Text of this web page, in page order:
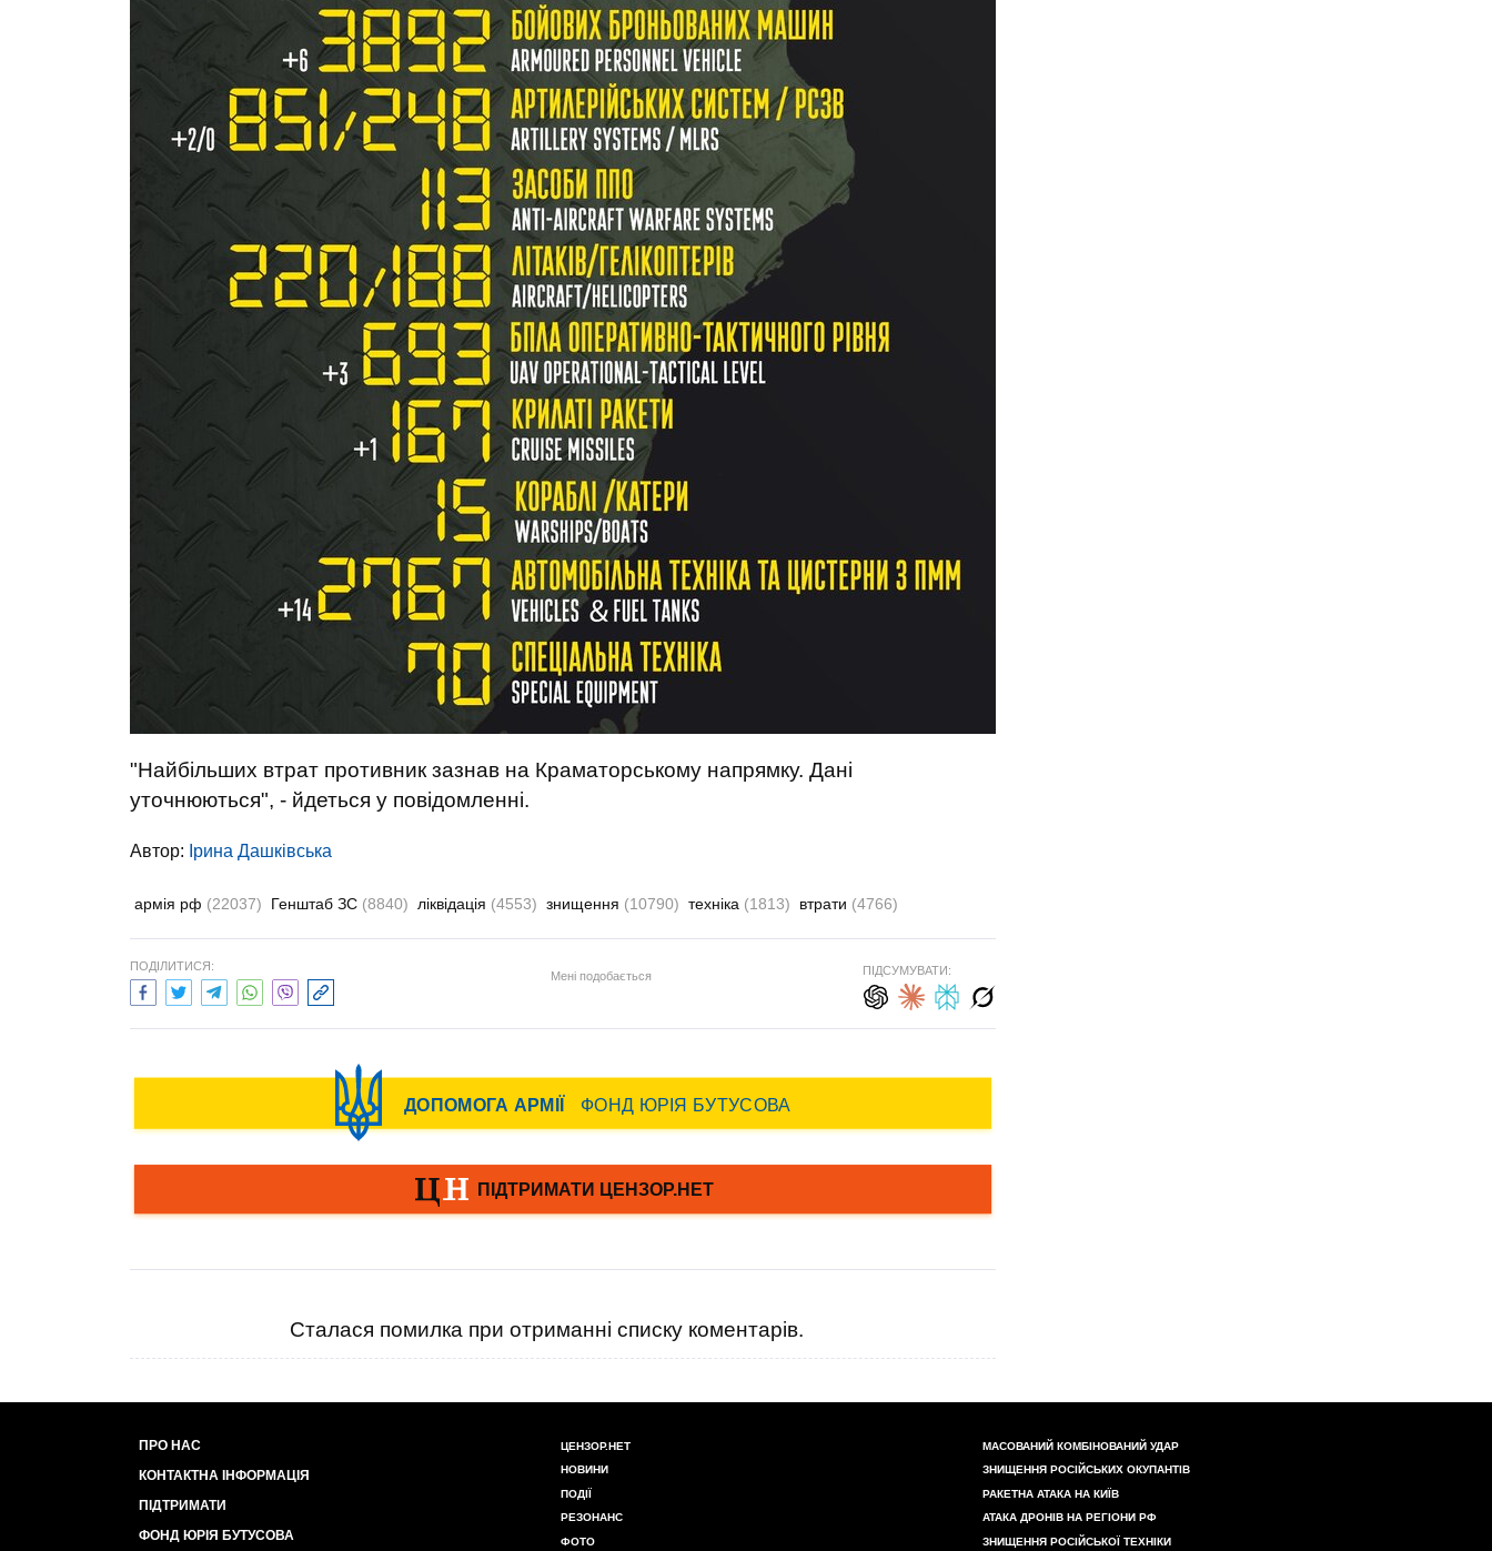
"Найбільших втрат противник зазнав на Краматорському напрямку. Дані
уточнюються", - йдеться у повідомленні.
Автор: Ірина Дашківська
армія рф (22037) Генштаб ЗС (8840) ліквідація (4553) знищення (10790) техніка (1813) втрати (4766)
ПОДІЛИТИСЯ:
Мені подобається ПІДСУМУВАТИ:
Сталася помилка при отриманні списку коментарів.
ПРО НАС
КОНТАКТНА ІНФОРМАЦІЯ
ПІДТРИМАТИ
ФОНД ЮРІЯ БУТУСОВА
ЦЕНЗОР.НЕТ
НОВИНИ
ПОДІЇ
РЕЗОНАНС
ФОТО
МАСОВАНИЙ КОМБІНОВАНИЙ УДАР
ЗНИЩЕННЯ РОСІЙСЬКИХ ОКУПАНТІВ
РАКЕТНА АТАКА НА КИЇВ
АТАКА ДРОНІВ НА РЕГІОНИ РФ
ЗНИЩЕННЯ РОСІЙСЬКОЇ ТЕХНІКИ